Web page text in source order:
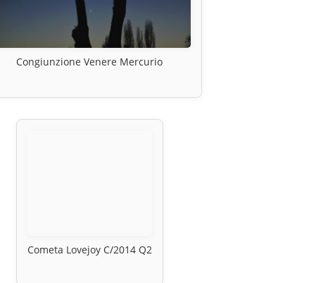
Congiunzione Venere Mercurio
Cometa Lovejoy C/2014 Q2